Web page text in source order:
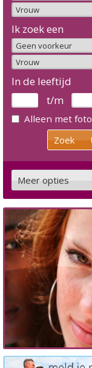
Ik zoek een
In de leeftijd
t/m
Alleen met foto
Meer opties